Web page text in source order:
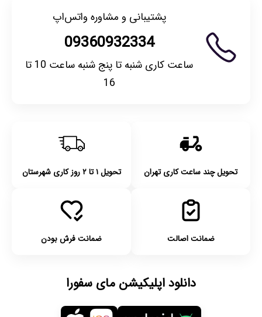
پشتیبانی و مشاوره واتس‌اپ
09360932334
ساعت کاری شنبه تا پنج شنبه ساعت 10 تا
16
تحویل چند ساعت کاری تهران تحویل ۱ تا ۲ روز کاری شهرستان
ضمانت اصالت ضمانت فرش بودن
دانلود اپلیکیشن مای سفورا